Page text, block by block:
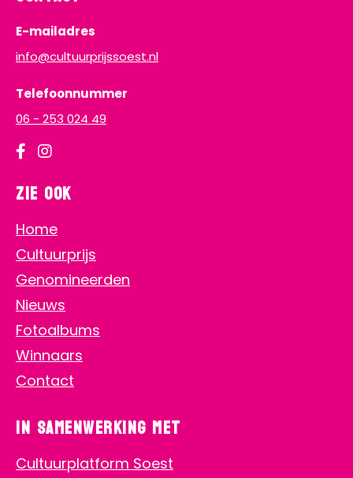
E-mailadres
info@cultuurprijssoest.nl
Telefoonnummer
06 - 253 024 49
Zie ook
Home
Cultuurprijs
Genomineerden
Nieuws
Fotoalbums
Winnaars
Contact
In samenwerking met
Cultuurplatform Soest